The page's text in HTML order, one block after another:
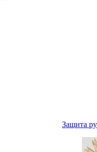
Защита